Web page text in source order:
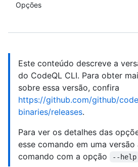
Opções
Este conteúdo descreve a
do CodeQL CLI. Para obter
sobre essa versão, confira
https://github.com/github/
binaries/releases.
Para ver os detalhes das
esse comando em uma
comando com a opção
--help